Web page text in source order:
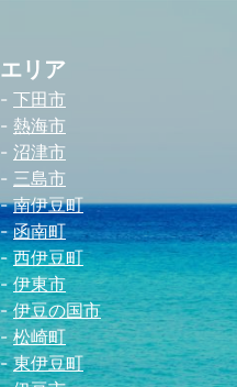
エリア
下田市
熱海市
沼津市
三島市
南伊豆町
函南町
西伊豆町
伊東市
伊豆の国市
松崎町
東伊豆町